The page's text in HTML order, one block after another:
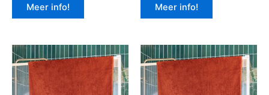
Meer info! Meer info!